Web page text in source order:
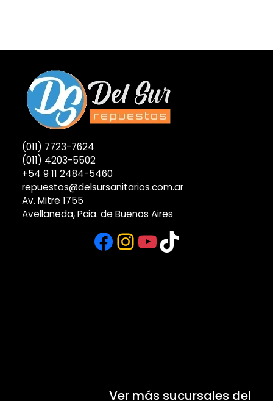
(011) 7723-7624
(011) 4203-5502
+54 9 11 2484-5460
repuestos@delsursanitarios.com.ar
Av. Mitre 1755
Avellaneda, Pcia. de Buenos Aires
Facebook
Instagram
YouTube
TikTok
Ver más sucursales del